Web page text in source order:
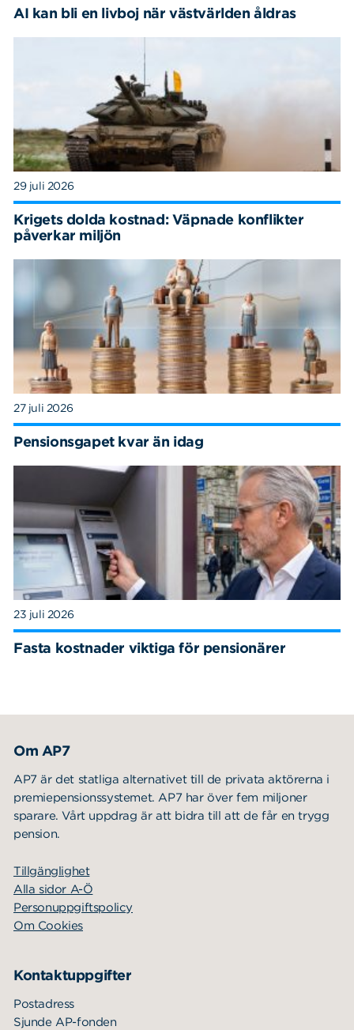
AI kan bli en livboj när västvärlden åldras
29 juli 2026
Krigets dolda kostnad: Väpnade konflikter
påverkar miljön
27 juli 2026
Pensionsgapet kvar än idag
23 juli 2026
Fasta kostnader viktiga för pensionärer
Om AP7
AP7 är det statliga alternativet till de privata aktörerna i
premiepensionssystemet. AP7 har över fem miljoner
sparare. Vårt uppdrag är att bidra till att de får en trygg
pension.
Tillgänglighet
Alla sidor A-Ö
Personuppgiftspolicy
Om Cookies
Kontaktuppgifter
Postadress
Sjunde AP-fonden